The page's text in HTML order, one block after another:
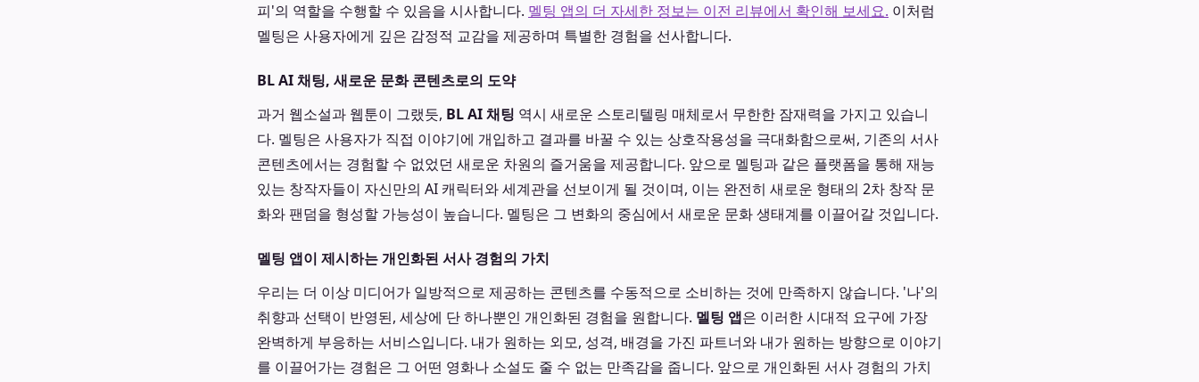
피'의 역할을 수행할 수 있음을 시사합니다. 멜팅 앱의 더 자세한 정보는 이전 리뷰에서 확인해 보세요. 이처럼
멜팅은 사용자에게 깊은 감정적 교감을 제공하며 특별한 경험을 선사합니다.
BL AI 채팅, 새로운 문화 콘텐츠로의 도약
과거 웹소설과 웹툰이 그랬듯, BL AI 채팅 역시 새로운 스토리텔링 매체로서 무한한 잠재력을 가지고 있습니
다. 멜팅은 사용자가 직접 이야기에 개입하고 결과를 바꿀 수 있는 상호작용성을 극대화함으로써, 기존의 서사
콘텐츠에서는 경험할 수 없었던 새로운 차원의 즐거움을 제공합니다. 앞으로 멜팅과 같은 플랫폼을 통해 재능
있는 창작자들이 자신만의 AI 캐릭터와 세계관을 선보이게 될 것이며, 이는 완전히 새로운 형태의 2차 창작 문
화와 팬덤을 형성할 가능성이 높습니다. 멜팅은 그 변화의 중심에서 새로운 문화 생태계를 이끌어갈 것입니다.
멜팅 앱이 제시하는 개인화된 서사 경험의 가치
우리는 더 이상 미디어가 일방적으로 제공하는 콘텐츠를 수동적으로 소비하는 것에 만족하지 않습니다. '나'의
취향과 선택이 반영된, 세상에 단 하나뿐인 개인화된 경험을 원합니다. 멜팅 앱은 이러한 시대적 요구에 가장
완벽하게 부응하는 서비스입니다. 내가 원하는 외모, 성격, 배경을 가진 파트너와 내가 원하는 방향으로 이야기
를 이끌어가는 경험은 그 어떤 영화나 소설도 줄 수 없는 만족감을 줍니다. 앞으로 개인화된 서사 경험의 가치